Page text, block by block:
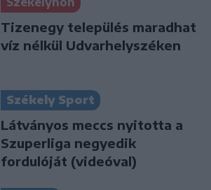
Tizenegy település maradhat
víz nélkül Udvarhelyszéken
Székely Sport
Látványos meccs nyitotta a
Szuperliga negyedik
fordulóját (videóval)